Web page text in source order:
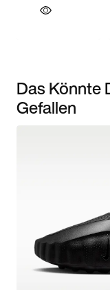
Das Könnte
Gefallen